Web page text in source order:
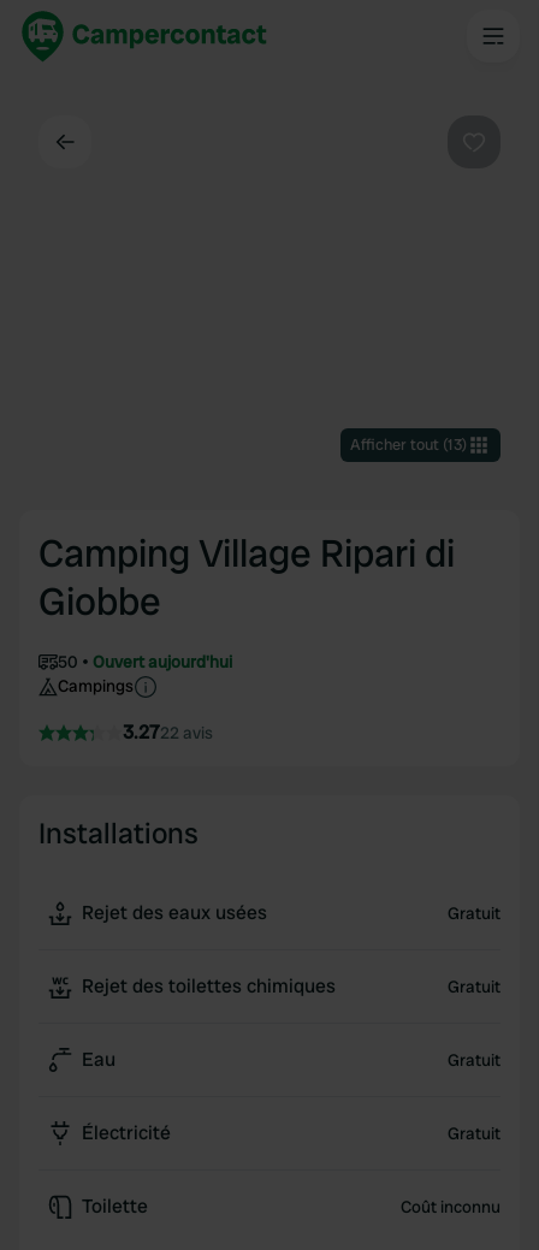
Afficher tout(13)
Camping Village Ripari di
Giobbe
50
Ouvert aujourd'hui
Campings
3.2722 avis
Installations
Rejet des eaux usées Gratuit
Rejet des toilettes chimiques Gratuit
Eau Gratuit
Électricité Gratuit
Toilette Coût inconnu